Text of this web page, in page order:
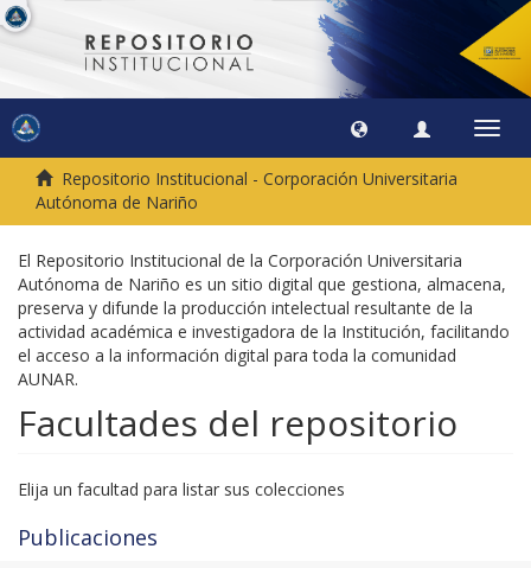
Repositorio Institucional - Corporación Universitaria
Autónoma de Nariño
El Repositorio Institucional de la Corporación Universitaria
Autónoma de Nariño es un sitio digital que gestiona, almacena,
preserva y difunde la producción intelectual resultante de la
actividad académica e investigadora de la Institución, facilitando
el acceso a la información digital para toda la comunidad
AUNAR.
Facultades del repositorio
Elija un facultad para listar sus colecciones
Publicaciones